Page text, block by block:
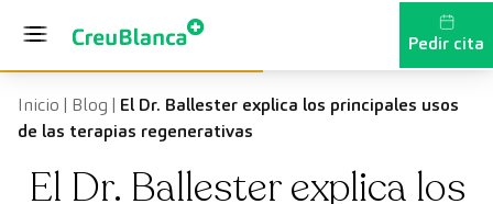
Pedir cita
Inicio | Blog | El Dr. Ballester explica los principales usos
de las terapias regenerativas
El Dr. Ballester explica los